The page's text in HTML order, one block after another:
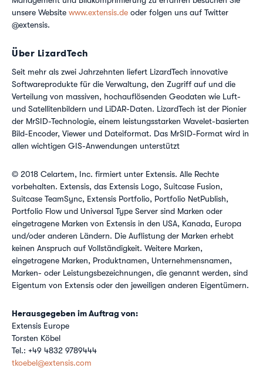
unsere Website www.extensis.de oder folgen uns auf Twitter
@extensis.
Über LizardTech
Seit mehr als zwei Jahrzehnten liefert LizardTech innovative
Softwareprodukte für die Verwaltung, den Zugriff auf und die
Verteilung von massiven, hochauflösenden Geodaten wie Luft-
und Satellitenbildern und LiDAR-Daten. LizardTech ist der Pionier
der MrSID-Technologie, einem leistungsstarken Wavelet-basierten
Bild-Encoder, Viewer und Dateiformat. Das MrSID-Format wird in
allen wichtigen GIS-Anwendungen unterstützt
© 2018 Celartem, Inc. firmiert unter Extensis. Alle Rechte
vorbehalten. Extensis, das Extensis Logo, Suitcase Fusion,
Suitcase TeamSync, Extensis Portfolio, Portfolio NetPublish,
Portfolio Flow und Universal Type Server sind Marken oder
eingetragene Marken von Extensis in den USA, Kanada, Europa
und/oder anderen Ländern. Die Auflistung der Marken erhebt
keinen Anspruch auf Vollständigkeit. Weitere Marken,
eingetragene Marken, Produktnamen, Unternehmensnamen,
Marken- oder Leistungsbezeichnungen, die genannt werden, sind
Eigentum von Extensis oder den jeweiligen anderen Eigentümern.
Herausgegeben im Auftrag von:
Extensis Europe
Torsten Köbel
Tel.: +49 4832 9789444
tkoebel@extensis.com